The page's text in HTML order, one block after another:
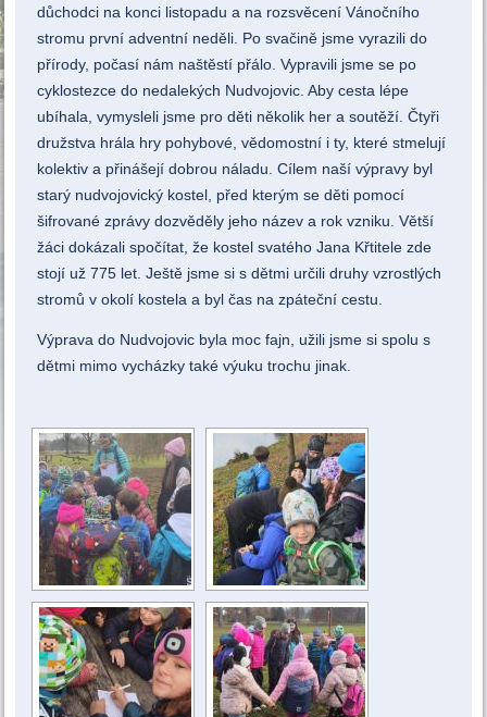
důchodci na konci listopadu a na rozsvěcení Vánočního
stromu první adventní neděli. Po svačině jsme vyrazili do
přírody, počasí nám naštěstí přálo. Vypravili jsme se po
cyklostezce do nedalekých Nudvojovic. Aby cesta lépe
ubíhala, vymysleli jsme pro děti několik her a soutěží. Čtyři
družstva hrála hry pohybové, vědomostní i ty, které stmelují
kolektiv a přinášejí dobrou náladu. Cílem naší výpravy byl
starý nudvojovický kostel, před kterým se děti pomocí
šifrované zprávy dozvěděly jeho název a rok vzniku. Větší
žáci dokázali spočítat, že kostel svatého Jana Křtitele zde
stojí už 775 let. Ještě jsme si s dětmi určili druhy vzrostlých
stromů v okolí kostela a byl čas na zpáteční cestu.
Výprava do Nudvojovic byla moc fajn, užili jsme si spolu s
dětmi mimo vycházky také výuku trochu jinak.